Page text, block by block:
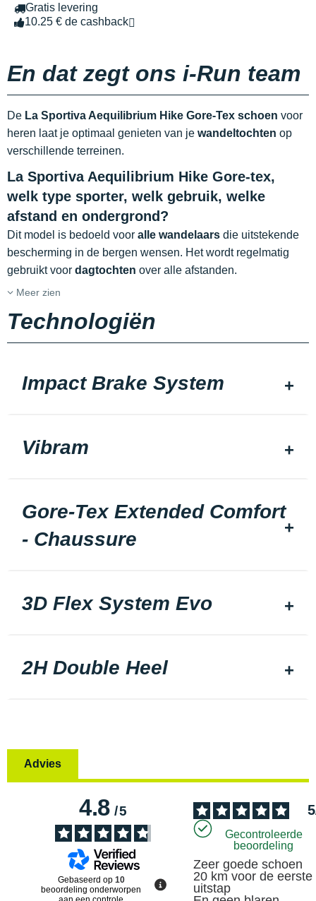
Gratis levering
10.25 € de cashback
En dat zegt ons i-Run team
De La Sportiva Aequilibrium Hike Gore-Tex schoen voor
heren laat je optimaal genieten van je wandeltochten op
verschillende terreinen.
La Sportiva Aequilibrium Hike Gore-tex,
welk type sporter, welk gebruik, welke
afstand en ondergrond?
Dit model is bedoeld voor alle wandelaars die uitstekende
bescherming in de bergen wensen. Het wordt regelmatig
gebruikt voor dagtochten over alle afstanden.
Meer zien
Technologiën
Impact Brake System
Vibram
Gore-Tex Extended Comfort
- Chaussure
3D Flex System Evo
2H Double Heel
Advies
4.8/5
Gebaseerd op 10
beoordeling onderworpen
5
Gecontroleerde
beoordeling
Zeer goede schoen
20 km voor de eerste
uitstap